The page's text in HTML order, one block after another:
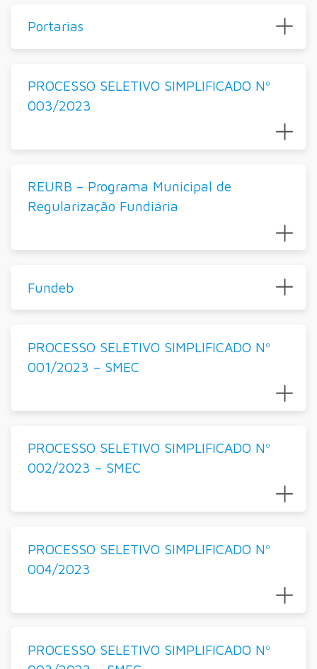
Portarias
PROCESSO SELETIVO SIMPLIFICADO Nº
003/2023
REURB – Programa Municipal de
Regularização Fundiária
Fundeb
PROCESSO SELETIVO SIMPLIFICADO Nº
001/2023 – SMEC
PROCESSO SELETIVO SIMPLIFICADO Nº
002/2023 – SMEC
PROCESSO SELETIVO SIMPLIFICADO Nº
004/2023
PROCESSO SELETIVO SIMPLIFICADO Nº